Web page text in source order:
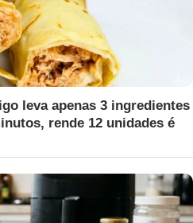
leva apenas 3 ingredientes
rende 12 unidades é